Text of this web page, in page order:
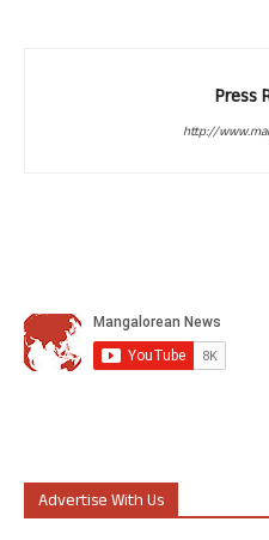
Press
http://
Advertise With Us